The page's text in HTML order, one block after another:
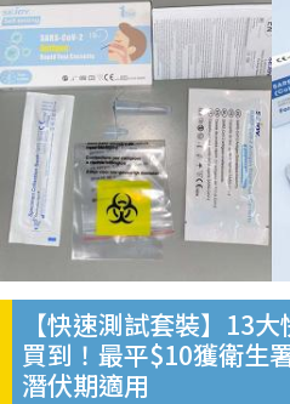
【快速測試套裝】13
買到！最平$10獲衛生
潛伏期適用